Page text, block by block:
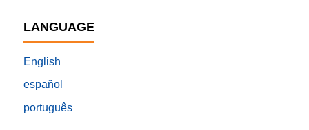
LANGUAGE
English
español
português